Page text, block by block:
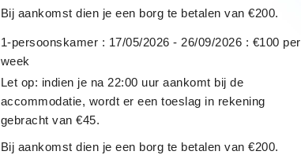
Bij aankomst dien je een borg te betalen van €200.
1-persoonskamer : 17/05/2026 - 26/09/2026 : €100 per
week
Let op: indien je na 22:00 uur aankomt bij de
accommodatie, wordt er een toeslag in rekening
gebracht van €45.
Bij aankomst dien je een borg te betalen van €200.